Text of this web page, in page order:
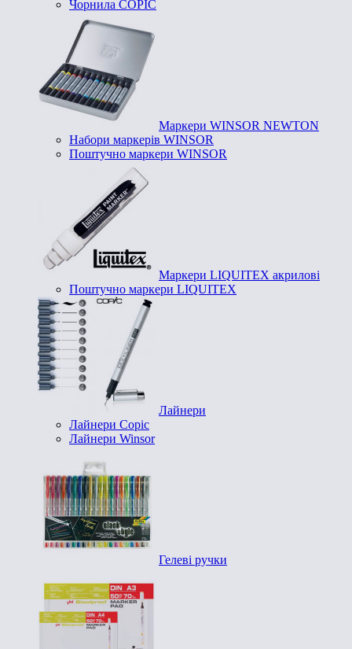
Чорнила COPIC
Маркери WINSOR NEWTON
Набори маркерів WINSOR
Поштучно маркери WINSOR
Маркери LIQUITEX акрилові
Поштучно маркери LIQUITEX
Лайнери
Лайнери Copic
Лайнери Winsor
Гелеві ручки